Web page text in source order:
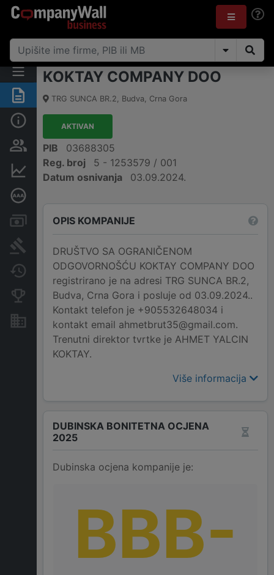
Sažetak
Osobe i vlasništvo
Finansijski podaci
Računi i blokade
Arhiva sudskih objava
Promjene
Konkurentne kompanije
Nekretnine i imovina
KOKTAY COMPANY DOO
TRG SUNCA BR.2, Budva, Crna Gora
AKTIVAN
PIB
03688305
Reg. broj
5 - 1253579 / 001
Datum osnivanja
03.09.2024.
OPIS KOMPANIJE
DRUŠTVO SA OGRANIČENOM
ODGOVORNOŠĆU KOKTAY COMPANY DOO
registrirano je na adresi TRG SUNCA BR.2,
Budva, Crna Gora i posluje od 03.09.2024..
Kontakt telefon je +905532648034 i
kontakt email ahmetbrut35@gmail.com.
Trenutni direktor tvrtke je AHMET YALCIN
KOKTAY.
Više informacija
DUBINSKA BONITETNA OCJENA
2025
Dubinska ocjena kompanije je:
BBB-